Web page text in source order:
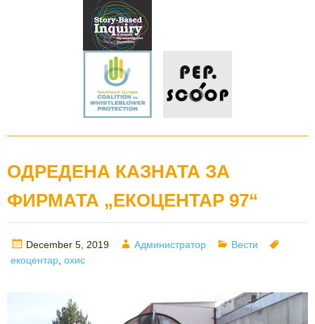
ОДРЕДЕНА КАЗНАТА ЗА
ФИРМАТА „ЕКОЦЕНТАР 97“
Posted
on
December 5, 2019 Author
Администратор Categories
Вести
екоцентар охис